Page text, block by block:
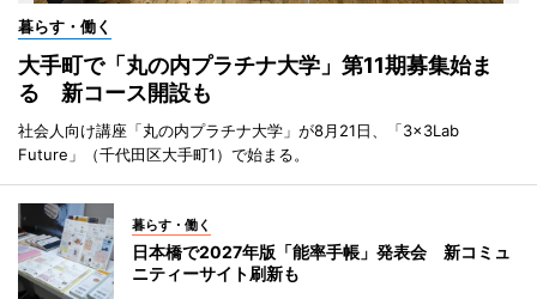
暮らす・働く
大手町で「丸の内プラチナ大学」第11期募集始ま
る 新コース開設も
社会人向け講座「丸の内プラチナ大学」が8月21日、「3×3Lab
Future」（千代田区大手町1）で始まる。
暮らす・働く
日本橋で2027年版「能率手帳」発表会 新コミュ
ニティーサイト刷新も